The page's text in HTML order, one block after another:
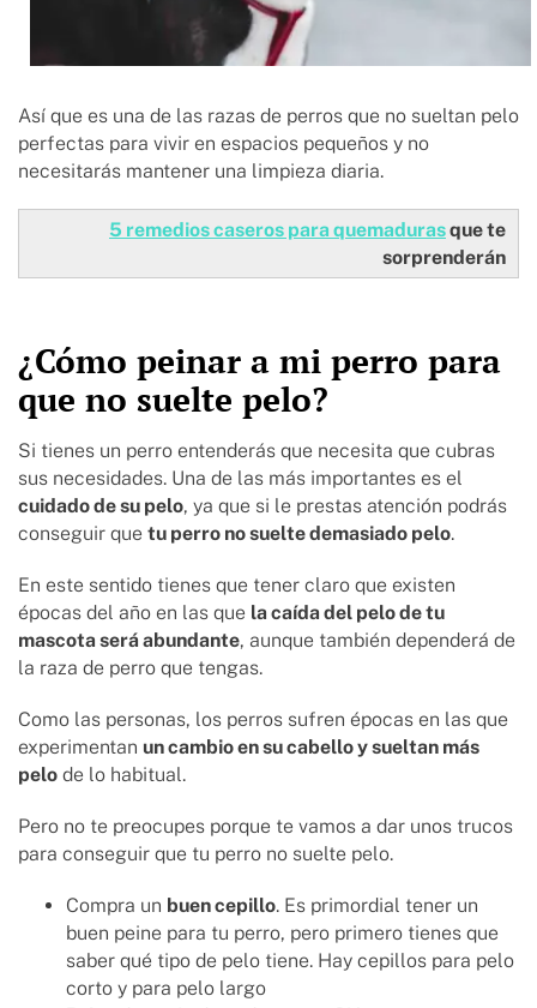
Así que es una de las razas de perros que no sueltan pelo
perfectas para vivir en espacios pequeños y no
necesitarás mantener una limpieza diaria.
5 remedios caseros para quemadurasque te
sorprenderán
¿Cómo peinar a mi perro para
que no suelte pelo?
Si tienes un perro entenderás que necesita que cubras
sus necesidades. Una de las más importantes es el
cuidado de su pelo, ya que si le prestas atención podrás
conseguir que tu perro no suelte demasiado pelo.
En este sentido tienes que tener claro que existen
épocas del año en las que la caída del pelo de tu
mascota será abundante, aunque también dependerá de
la raza de perro que tengas.
Como las personas, los perros sufren épocas en las que
experimentan un cambio en su cabello y sueltan más
pelo de lo habitual.
Pero no te preocupes porque te vamos a dar unos trucos
para conseguir que tu perro no suelte pelo.
Compra un buen cepillo. Es primordial tener un
buen peine para tu perro, pero primero tienes que
saber qué tipo de pelo tiene. Hay cepillos para pelo
corto y para pelo largo